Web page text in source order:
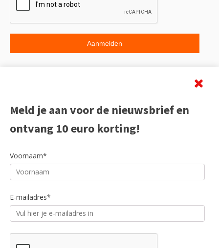
Meld je aan voor de nieuwsbrief en
ontvang 10 euro korting!
Voornaam*
E-mailadres*